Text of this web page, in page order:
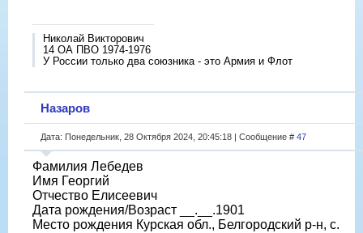
Николай Викторович
14 ОА ПВО 1974-1976
У России только два союзника - это Армия и Флот
Назаров
Дата: Понедельник, 28 Октября 2024, 20:45:18 | Сообщение # 47
Фамилия Лебедев
Имя Георгий
Отчество Елисеевич
Дата рождения/Возраст __.__.1901
Место рождения Курская обл., Белгородский р-н, с.